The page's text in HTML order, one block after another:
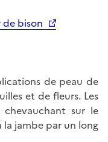
de bison
de peau de
et de fleurs. Les
sur le
jambe par un long